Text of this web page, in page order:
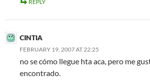
REPLY
CINTIA
FEBRUARY 19, 2007 AT 22:25
no se cómo llegue hta aca, pero me
encontrado.